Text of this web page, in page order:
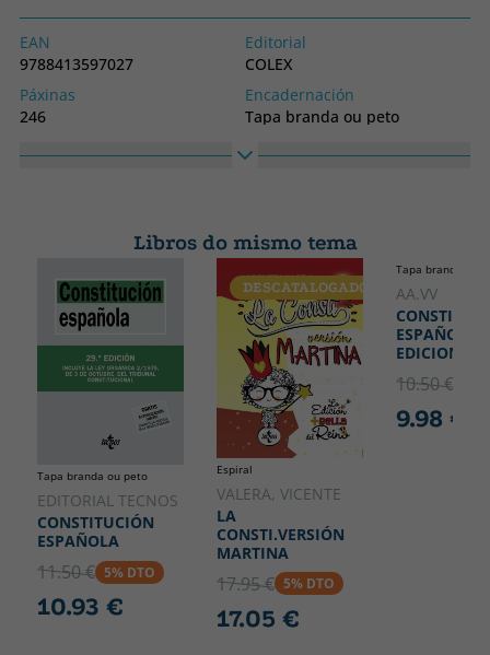
EAN
9788413597027
Editorial
COLEX
Páxinas
246
Encadernación
Tapa branda ou peto
Colección
Libros do mismo tema
Tapa branda ou peto
EDITORIAL TECNOS
CONSTITUCIÓN
ESPAÑOLA
11.50 € 5% DTO
10.93 €
DESCATALOGADO
Espiral
VALERA, VICENTE
LA
CONSTI.VERSIÓN
MARTINA
17.95 € 5% DTO
17.05 €
Tapa branda ou
AA.VV
ESPAÑOLA
EDICION
10.50 €
9.98 €